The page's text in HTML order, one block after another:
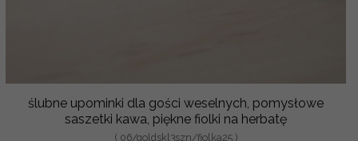
ślubne upominki dla gości weselnych, pomysłowe
saszetki kawa, piękne fiolki na herbatę
( 06/goldskl3szn/fiolka25 )